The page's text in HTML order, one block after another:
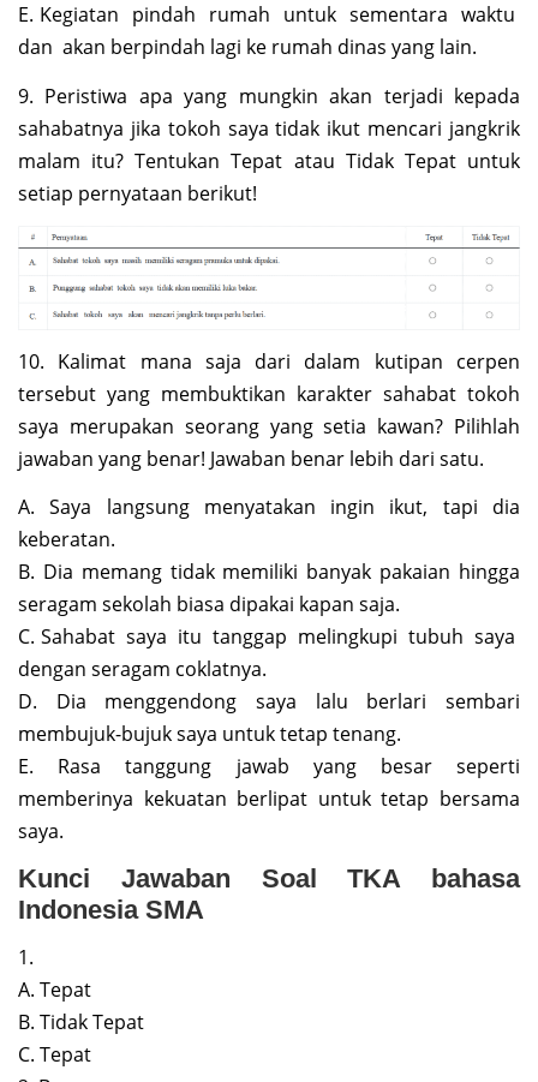
E. Kegiatan pindah rumah untuk sementara waktu
dan akan berpindah lagi ke rumah dinas yang lain.
9. Peristiwa apa yang mungkin akan terjadi kepada
sahabatnya jika tokoh saya tidak ikut mencari jangkrik
malam itu? Tentukan Tepat atau Tidak Tepat untuk
setiap pernyataan berikut!
10. Kalimat mana saja dari dalam kutipan cerpen
tersebut yang membuktikan karakter sahabat tokoh
saya merupakan seorang yang setia kawan? Pilihlah
jawaban yang benar! Jawaban benar lebih dari satu.
A. Saya langsung menyatakan ingin ikut, tapi dia
keberatan.
B. Dia memang tidak memiliki banyak pakaian hingga
seragam sekolah biasa dipakai kapan saja.
C. Sahabat saya itu tanggap melingkupi tubuh saya
dengan seragam coklatnya.
D. Dia menggendong saya lalu berlari sembari
membujuk-bujuk saya untuk tetap tenang.
E. Rasa tanggung jawab yang besar seperti
memberinya kekuatan berlipat untuk tetap bersama
saya.
Kunci Jawaban Soal TKA bahasa
Indonesia SMA
1.
A. Tepat
B. Tidak Tepat
C. Tepat